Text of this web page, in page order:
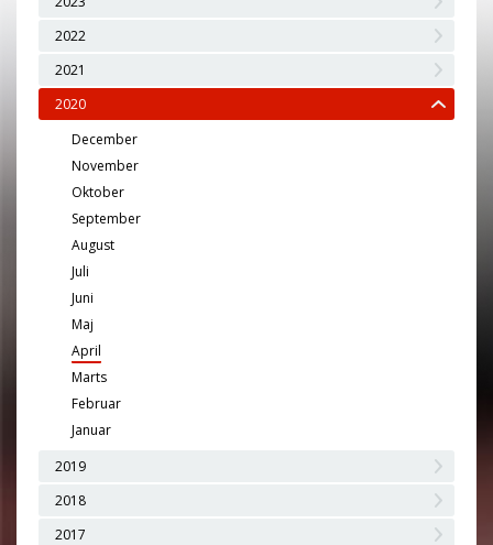
2022
2021
2020
December
November
Oktober
September
August
Juli
Juni
Maj
April
Marts
Februar
Januar
2019
2018
2017